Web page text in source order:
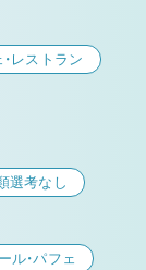
レストラン
選考なし
ル・パフェ